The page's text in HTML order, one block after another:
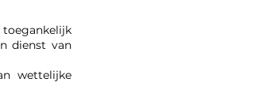
toegankelijk
dienst van
wettelijke